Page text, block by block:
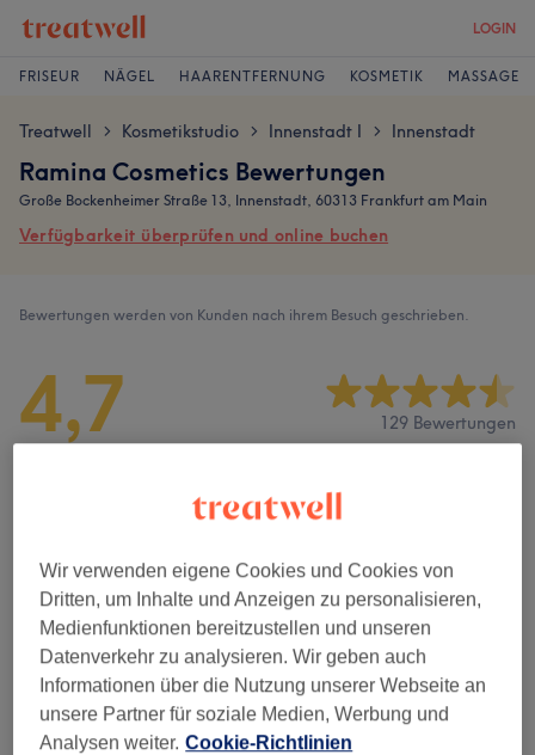
LOGIN
FRISEUR NÄGEL HAARENTFERNUNG KOSMETIK MASSAGE
Treatwell > Kosmetikstudio > Innenstadt I > Innenstadt
Ramina Cosmetics Bewertungen
Große Bockenheimer Straße 13, Innenstadt, 60313 Frankfurt am Main
Verfügbarkeit überprüfen und online buchen
Bewertungen werden von Kunden nach ihrem Besuch geschrieben.
4,7 129 Bewertungen
Service
Bewertungen filtern
Wir verwenden eigene Cookies und Cookies von
Dritten, um Inhalte und Anzeigen zu personalisieren,
Medienfunktionen bereitzustellen und unseren
Datenverkehr zu analysieren. Wir geben auch
Informationen über die Nutzung unserer Webseite an
unsere Partner für soziale Medien, Werbung und
Analysen weiter. Cookie-Richtlinien